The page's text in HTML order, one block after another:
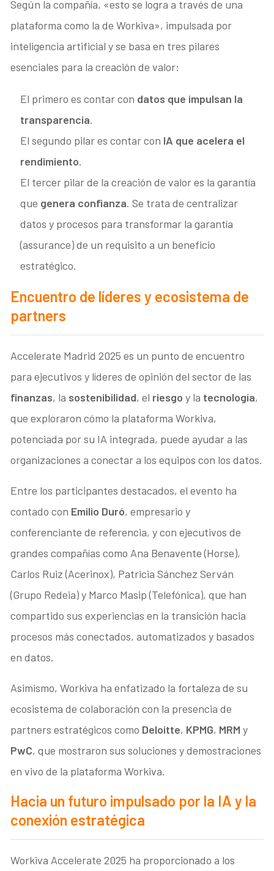
Según la compañía, «esto se logra a través de una
plataforma como la de Workiva», impulsada por
inteligencia artificial y se basa en tres pilares
esenciales para la creación de valor:
El primero es contar con datos que impulsan la
transparencia.
El segundo pilar es contar con IA que acelera el
rendimiento.
El tercer pilar de la creación de valor es la garantía
que genera confianza. Se trata de centralizar
datos y procesos para transformar la garantía
(assurance) de un requisito a un beneficio
estratégico.
Encuentro de líderes y ecosistema de
partners
Accelerate Madrid 2025 es un punto de encuentro
para ejecutivos y líderes de opinión del sector de las
finanzas, la sostenibilidad, el riesgoy la tecnología,
que exploraron cómo la plataforma Workiva,
potenciada por su IA integrada, puede ayudar a las
organizaciones a conectar a los equipos con los datos.
Entre los participantes destacados, el evento ha
contado con Emilio Duró, empresario y
conferenciante de referencia, y con ejecutivos de
grandes compañías como Ana Benavente (Horse),
Carlos Ruiz (Acerinox), Patricia Sánchez Serván
(Grupo Redeia) y Marco Masip (Telefónica), que han
compartido sus experiencias en la transición hacia
procesos más conectados, automatizados y basados
en datos.
Asimismo, Workiva ha enfatizado la fortaleza de su
ecosistema de colaboración con la presencia de
partners estratégicos como Deloitte, KPMG, MRMy
PwC, que mostraron sus soluciones y demostraciones
en vivo de la plataforma Workiva.
Hacia un futuro impulsado por la IA y la
conexión estratégica
Workiva Accelerate 2025 ha proporcionado a los